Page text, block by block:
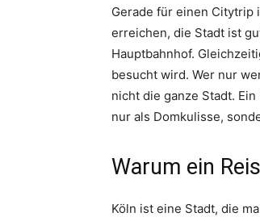
Gerade für einen Citytrip
erreichen, die Stadt ist
Hauptbahnhof.
besucht wird. Wer nur
nicht die ganze Stadt.
nur als Domkulisse,
Warum ein
Köln ist eine Stadt, die